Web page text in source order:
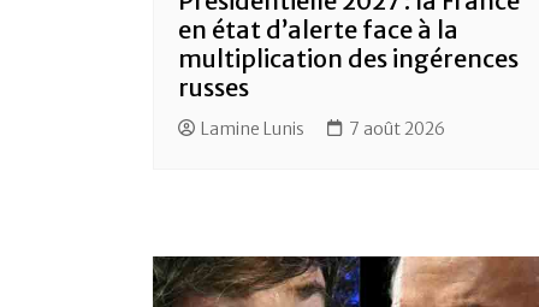
en état d’alerte face à la
multiplication des ingérences
russes
Lamine Lunis 7 août 2026